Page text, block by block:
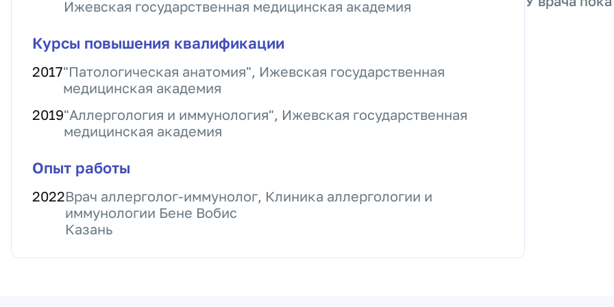
Ижевская государственная медицинская академия
Курсы повышения квалификации
2017"Патологическая анатомия", Ижевская государственная
медицинская академия
2019"Аллергология и иммунология", Ижевская государственная
медицинская академия
Опыт работы
2022Врач аллерголог-иммунолог, Клиника аллергологии и
иммунологии Бене Вобис
Казань